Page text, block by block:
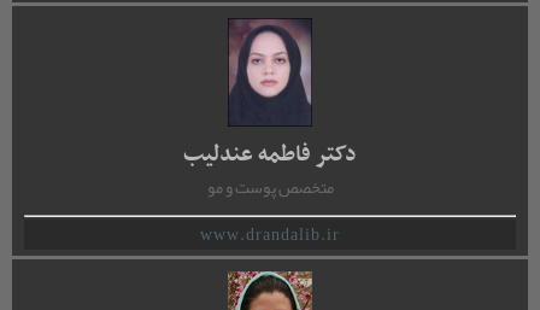
دکتر فاطمه عندلیب
متخصص پوست و مو
www.drandalib.ir